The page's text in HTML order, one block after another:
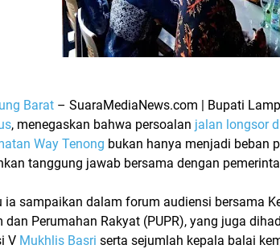
Barat – SuaraMediaNews.com | Bupati
, menegaskan bahwa persoalan jalan longsor
Way Tenong bukan hanya menjadi beban
tanggung jawab bersama dengan
ia sampaikan dalam forum audiensi bersama
dan Perumahan Rakyat (PUPR), yang juga
V Mukhlis Basri serta sejumlah kepala balai